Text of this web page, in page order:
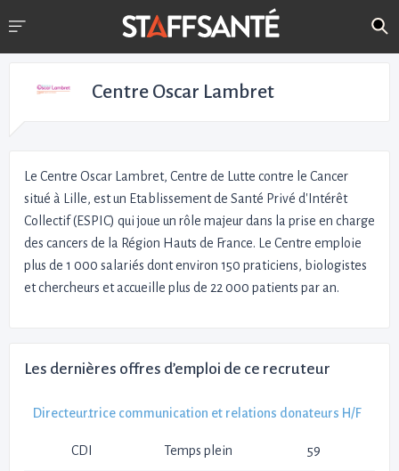
Centre Oscar Lambret
Le Centre Oscar Lambret, Centre de Lutte contre le Cancer
situé à Lille, est un Etablissement de Santé Privé d'Intérêt
Collectif (ESPIC) qui joue un rôle majeur dans la prise en charge
des cancers de la Région Hauts de France. Le Centre emploie
plus de 1 000 salariés dont environ 150 praticiens, biologistes
et chercheurs et accueille plus de 22 000 patients par an.
Les dernières offres d’emploi de ce recruteur
Directeur.trice communication et relations donateurs H/F
CDI Temps plein 59